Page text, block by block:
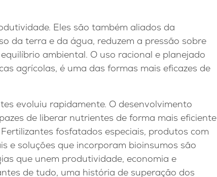
Eles são também aliados da
da terra e da água, reduzem a pressão sobre
ambiental. O uso racional e planejado
agrícolas, é uma das formas mais eficazes de
evoluiu rapidamente. O desenvolvimento
de liberar nutrientes de forma mais eficiente
fosfatados especiais, produtos com
e soluções que incorporam bioinsumos são
que unem produtividade, economia e
de tudo, uma história de superação dos